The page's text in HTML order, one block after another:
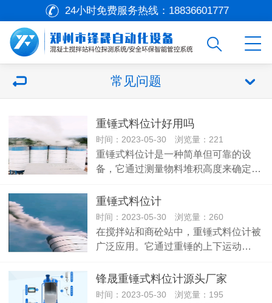
24小时免费服务热线： 18836601777
常见问题
重锤式料位计好用吗
时间：2023-05-30 浏览量：221
重锤式料位计是一种简单但可靠的设
备，它通过测量物料堆积高度来确定…
重锤式料位计
时间：2023-05-30 浏览量：260
在搅拌站和商砼站中，重锤式料位计被
广泛应用。它通过重锤的上下运动…
锋晟​重锤式料位计源头厂家
时间：2023-05-30 浏览量：195